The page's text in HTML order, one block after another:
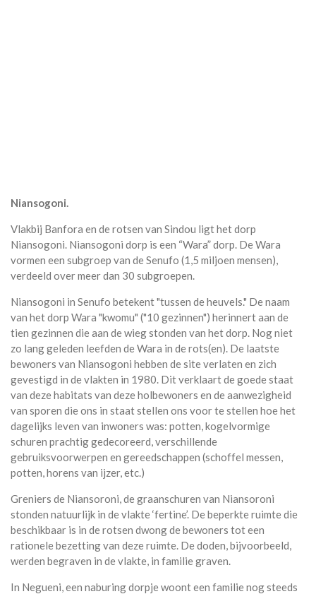
Niansogoni.
Vlakbij Banfora en de rotsen van Sindou ligt het dorp
Niansogoni. Niansogoni dorp is een “Wara” dorp. De Wara
vormen een subgroep van de Senufo (1,5 miljoen mensen),
verdeeld over meer dan 30 subgroepen.
Niansogoni in Senufo betekent "tussen de heuvels." De naam
van het dorp Wara "kwomu" ("10 gezinnen") herinnert aan de
tien gezinnen die aan de wieg stonden van het dorp. Nog niet
zo lang geleden leefden de Wara in de rots(en). De laatste
bewoners van Niansogoni hebben de site verlaten en zich
gevestigd in de vlakten in 1980. Dit verklaart de goede staat
van deze habitats van deze holbewoners en de aanwezigheid
van sporen die ons in staat stellen ons voor te stellen hoe het
dagelijks leven van inwoners was: potten, kogelvormige
schuren prachtig gedecoreerd, verschillende
gebruiksvoorwerpen en gereedschappen (schoffel messen,
potten, horens van ijzer, etc.)
Greniers de Niansoroni, de graanschuren van Niansoroni
stonden natuurlijk in de vlakte ‘fertine’. De beperkte ruimte die
beschikbaar is in de rotsen dwong de bewoners tot een
rationele bezetting van deze ruimte. De doden, bijvoorbeeld,
werden begraven in de vlakte, in familie graven.
In Negueni, een naburing dorpje woont een familie nog steeds